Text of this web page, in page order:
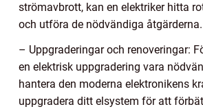
strömavbrott, kan en elektriker hitta
och utföra de nödvändiga åtgärderna.
– Uppgraderingar och renoveringar:
en elektrisk uppgradering vara
hantera den moderna elektronikens
uppgradera ditt elsystem för att